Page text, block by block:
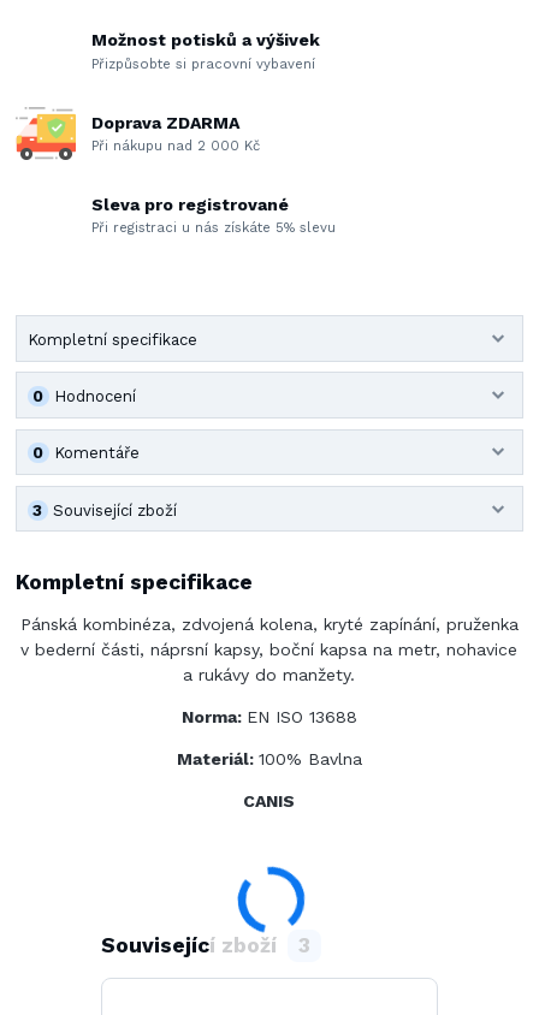
Možnost potisků a výšivek
Přizpůsobte si pracovní vybavení
Doprava ZDARMA
Při nákupu nad 2 000 Kč
Sleva pro registrované
Při registraci u nás získáte 5% slevu
Kompletní specifikace
Hodnocení
0
Komentáře
0
Související zboží
3
Kompletní specifikace
Pánská kombinéza, zdvojená kolena, kryté zapínání, pruženka
v bederní části, náprsní kapsy, boční kapsa na metr, nohavice
a rukávy do manžety.
Norma: EN ISO 13688
Materiál: 100% Bavlna
CANIS
Související zboží 3